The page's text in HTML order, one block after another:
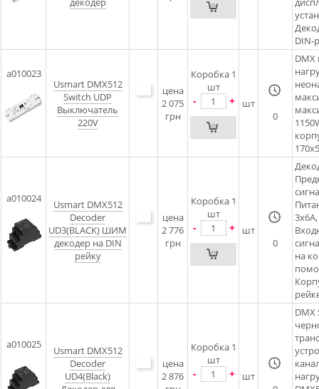
DIN-
a010023
Usmart DMX512
Switch UDP
Выключатель
220V
цена
2 075
грн
Коробка 1
шт
- +
шт
0
a010024
Usmart DMX512
Decoder
UD3(BLACK) ШИМ
декодер на DIN
рейку
цена
2 776
грн
Коробка 1
шт
- +
шт
0
на
a010025
Usmart DMX512
Decoder
UD4(Black)
цена
2 876
Коробка 1
шт
- +
шт
DMX